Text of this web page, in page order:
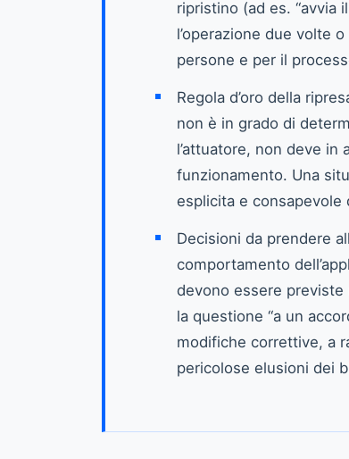
ripristino (ad es. “avvia
l’operazione due volte
persone e per il
Regola d’oro della
non è in grado di
l’attuatore, non deve in
funzionamento. Una
esplicita e consapevole
Decisioni da prendere
comportamento
devono essere previste
la questione “a un
modifiche correttive, a
pericolose elusioni dei